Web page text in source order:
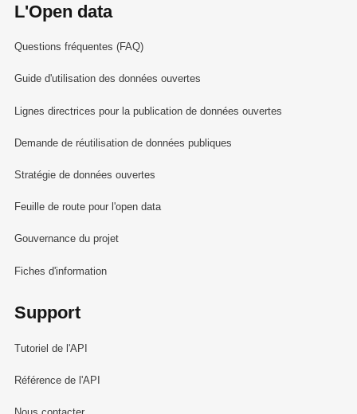
L'Open data
Questions fréquentes (FAQ)
Guide d'utilisation des données ouvertes
Lignes directrices pour la publication de données ouvertes
Demande de réutilisation de données publiques
Stratégie de données ouvertes
Feuille de route pour l'open data
Gouvernance du projet
Fiches d'information
Support
Tutoriel de l'API
Référence de l'API